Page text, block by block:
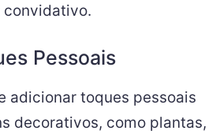
convidativo.
Pessoais
adicionar toques pessoais
decorativos, como plantas,